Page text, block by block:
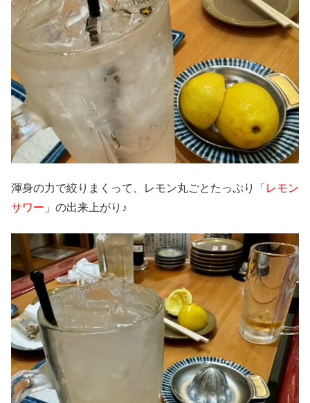
渾身の力で絞りまくって、レモン丸ごとたっぷり「 レモン
サワー 」の出来上がり♪